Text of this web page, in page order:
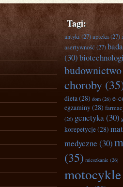
Tagi:
antyki(27)apteka(27)
asertywność (27)
(30)
budownictwo
choroby
dieta(28) dom (26) e-
egzaminy(28)
(26) genetyka(30)
korepetycje(28)
medyczne (30)
(35) mieszkanie (26)
motocykle